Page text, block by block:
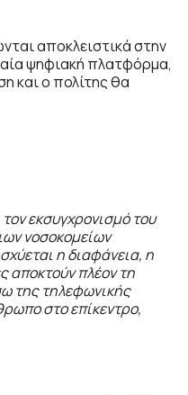
αποκλειστικά στην
ψηφιακή πλατφόρμα,
και ο πολίτης θα
εκσυγχρονισμό του
νοσοκομείων
η διαφάνεια, η
αποκτούν πλέον τη
της τηλεφωνικής
στο επίκεντρο,